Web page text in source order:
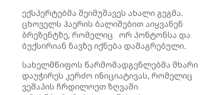
ექსპერტებმა შეიმუშავეს ახალი გეგმა.
ცხოველს ჰაერის ბალიშებით აიყვანენ
ბრეზენტზე, რომელიც ორ პონტონსა და
ბუქსირიან ნავზე იქნება დამაგრებული.
სახელმწიფოს წარმომადგენლებმა მხარი
დაუჭირეს კერძო ინიციატივას, რომელიც
ვეშაპის ჩრდილოეთ ზღვაში